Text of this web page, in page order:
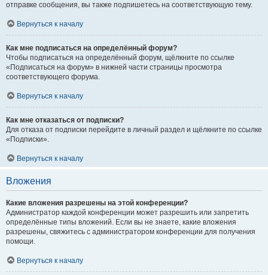
отправке сообщения, вы также подпишетесь на соответствующую тему.
Вернуться к началу
Как мне подписаться на определённый форум?
Чтобы подписаться на определённый форум, щёлкните по ссылке
«Подписаться на форум» в нижней части страницы просмотра
соответствующего форума.
Вернуться к началу
Как мне отказаться от подписки?
Для отказа от подписки перейдите в личный раздел и щёлкните по ссылке
«Подписки».
Вернуться к началу
Вложения
Какие вложения разрешены на этой конференции?
Администратор каждой конференции может разрешить или запретить
определённые типы вложений. Если вы не знаете, какие вложения
разрешены, свяжитесь с администратором конференции для получения
помощи.
Вернуться к началу